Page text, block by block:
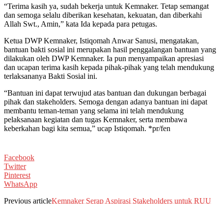
“Terima kasih ya, sudah bekerja untuk Kemnaker. Tetap semangat
dan semoga selalu diberikan kesehatan, kekuatan, dan diberkahi
Allah Swt., Amin,” kata Ida kepada para petugas.
Ketua DWP Kemnaker, Istiqomah Anwar Sanusi, mengatakan,
bantuan bakti sosial ini merupakan hasil penggalangan bantuan yang
dilakukan oleh DWP Kemnaker. Ia pun menyampaikan apresiasi
dan ucapan terima kasih kepada pihak-pihak yang telah mendukung
terlaksananya Bakti Sosial ini.
“Bantuan ini dapat terwujud atas bantuan dan dukungan berbagai
pihak dan stakeholders. Semoga dengan adanya bantuan ini dapat
membantu teman-teman yang selama ini telah mendukung
pelaksanaan kegiatan dan tugas Kemnaker, serta membawa
keberkahan bagi kita semua,” ucap Istiqomah. *pr/fen
Facebook
Twitter
Pinterest
WhatsApp
Previous articleKemnaker Serap Aspirasi Stakeholders untuk RUU